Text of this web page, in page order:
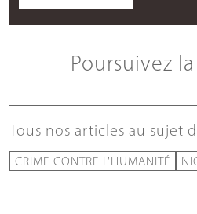
Poursuivez
Tous nos articles au sujet
CRIME CONTRE L'HUMANITÉ